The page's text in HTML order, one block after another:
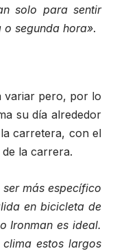
solo para sentir
segunda hora».
variar pero, por lo
su día alrededor
carretera, con el
la carrera.
más específico
en bicicleta de
Ironman es ideal.
estos largos